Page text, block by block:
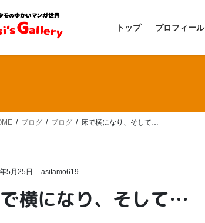
トップ プロフィール
ブログ ブログ 床で横になり、そして…
5月25日 asitamo619
横になり、そして…